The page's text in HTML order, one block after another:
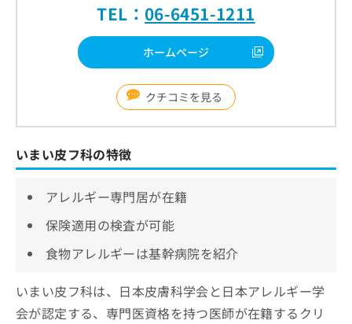
TEL： 06-6451-1211
ホームページ
クチコミを見る
いまい皮フ科の特徴
アレルギー専門居が在籍
保険適用の検査が可能
食物アレルギーは基幹病院を紹介
いまい皮フ科は、日本皮膚科学会と日本アレルギー学
会が認定する、専門医資格を持つ医師が在籍するクリ